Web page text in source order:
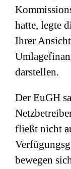
hatte, legte
Ihrer
darstellen.
Der EuGH
fließt nicht
bewegen